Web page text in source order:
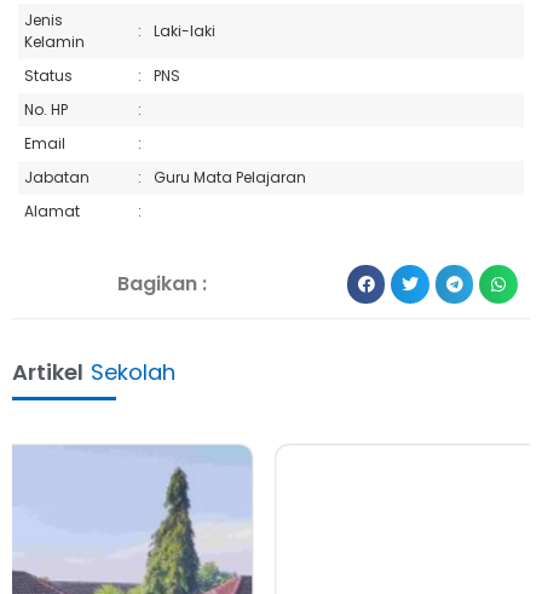
Jenis
Kelamin
: Laki-laki
Status :
PNS
No. HP
:
Email
:
Jabatan
:
Guru Mata Pelajaran
Alamat
:
Bagikan :
Artikel Sekolah